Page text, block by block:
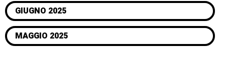
GIUGNO 2025
MAGGIO 2025